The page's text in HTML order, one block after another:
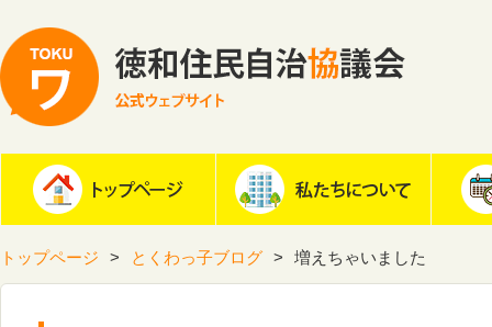
トップページ とくわっ子ブログ 増えちゃいました